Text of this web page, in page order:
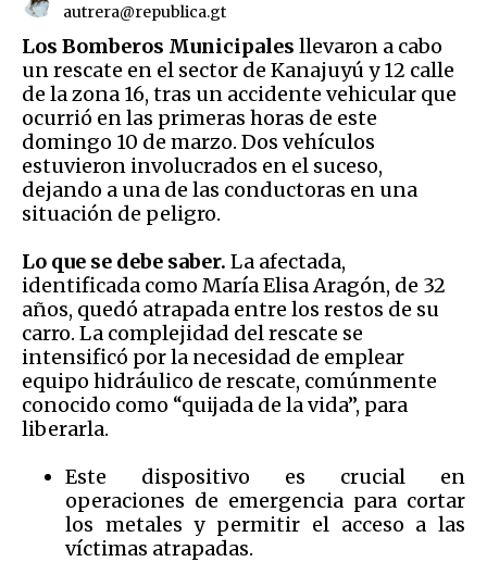
autrera@republica.gt
Los Bomberos Municipales llevaron a cabo
un rescate en el sector de Kanajuyú y 12 calle
de la zona 16, tras un accidente vehicular que
ocurrió en las primeras horas de este
domingo 10 de marzo. Dos vehículos
estuvieron involucrados en el suceso,
dejando a una de las conductoras en una
situación de peligro.
Lo que se debe saber. La afectada,
identificada como María Elisa Aragón, de 32
años, quedó atrapada entre los restos de su
carro. La complejidad del rescate se
intensificó por la necesidad de emplear
equipo hidráulico de rescate, comúnmente
conocido como “quijada de la vida”, para
liberarla.
Este dispositivo es crucial en
operaciones de emergencia para cortar
los metales y permitir el acceso a las
víctimas atrapadas.